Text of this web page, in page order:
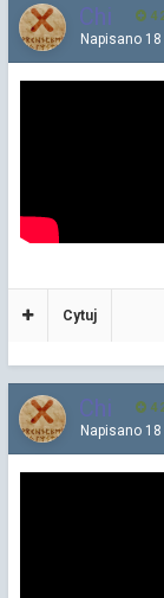
Chi 4
Napisano
Cytuj
Chi 4
Napisano